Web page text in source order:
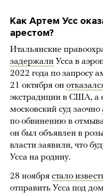
Как Артем Усс
арестом?
Итальянские
задержали Усса в
2022 года по запросу
21 октября он
экстрадиции в США, а
московский суд заочно
по обвинению в
он был объявлен в
власти заявили, что
Усса на родину.
28 ноября стало
отправить Усса под